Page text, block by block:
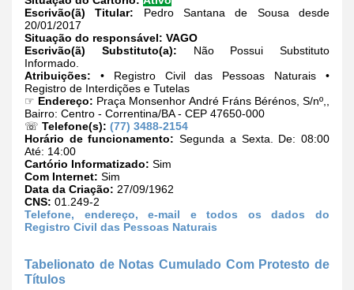
Escrivão(ã) Titular: Pedro Santana de Sousa desde
20/01/2017
Situação do responsável: VAGO
Escrivão(ã) Substituto(a): Não Possui Substituto
Informado.
Atribuições: • Registro Civil das Pessoas Naturais •
Registro de Interdições e Tutelas
☞ Endereço: Praça Monsenhor André Fráns Bérénos, S/nº,,
Bairro: Centro - Correntina/BA - CEP 47650-000
☏ Telefone(s): (77) 3488-2154
Horário de funcionamento: Segunda a Sexta. De: 08:00
Até: 14:00
Cartório Informatizado: Sim
Com Internet: Sim
Data da Criação: 27/09/1962
CNS: 01.249-2
Telefone, endereço, e-mail e todos os dados do
Registro Civil das Pessoas Naturais
Tabelionato de Notas Cumulado Com Protesto de
Títulos